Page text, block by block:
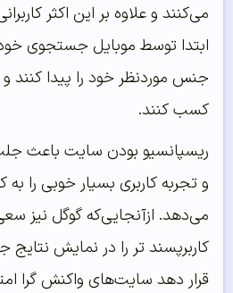
می‌‌کنند و علاوه بر این اکثر
ابتدا توسط موبایل جستجوی
جنس موردنظر خود را پیدا کنند و
کسب کنند.
ریسپانسیو بودن سایت باعث
و تجربه کاربری بسیار خوبی را به
می‌دهد. ازآنجایی‌که گوگل نیز
کاربرپسند تر را در نمایش
قرار دهد سایت‌های واکنش گرا